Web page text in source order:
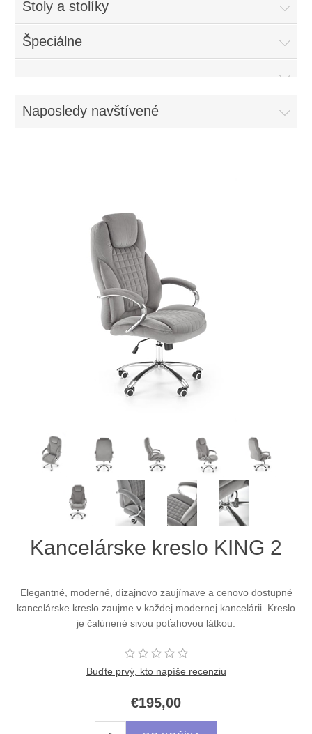
Stoly a stolíky
Špeciálne
Naposledy navštívené
Kancelárske kreslo KING 2
Elegantné, moderné, dizajnovo zaujímave a cenovo dostupné
kancelárske kreslo zaujme v každej modernej kancelárii. Kreslo
je čalúnené sivou poťahovou látkou.
Buďte prvý, kto napíše recenziu
€195,00